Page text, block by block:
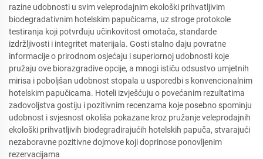
razine udobnosti u svim veleprodajnim ekološki prihvatljivim
biodegradativnim hotelskim papučicama, uz stroge protokole
testiranja koji potvrđuju učinkovitost omotača, standarde
izdržljivosti i integritet materijala. Gosti stalno daju povratne
informacije o prirodnom osjećaju i superiornoj udobnosti koje
pružaju ove biorazgradive opcije, a mnogi ističu odsustvo umjetnih
mirisa i poboljšan udobnost stopala u usporedbi s konvencionalnim
hotelskim papučicama. Hoteli izvješćuju o povećanim rezultatima
zadovoljstva gostiju i pozitivnim recenzama koje posebno spominju
udobnost i svjesnost okoliša pokazane kroz pružanje veleprodajnih
ekološki prihvatljivih biodegradirajućih hotelskih papuča, stvarajući
nezaboravne pozitivne dojmove koji doprinose ponovljenim
rezervacijama